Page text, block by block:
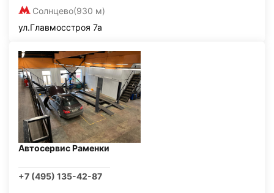
Солнцево(930 м)
ул.Главмосстроя 7а
Автосервис Раменки
+7 (495) 135-42-87